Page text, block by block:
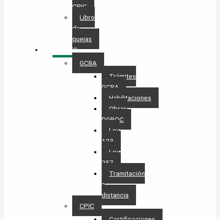
CPIC
Libro
de
quejas
TRÁMITES
GCBA
Trámites
GCBA
Habilitaciones
Obras
DGROC
Ley
123
Ley
257
Tramitación
a
distancia
CPIC